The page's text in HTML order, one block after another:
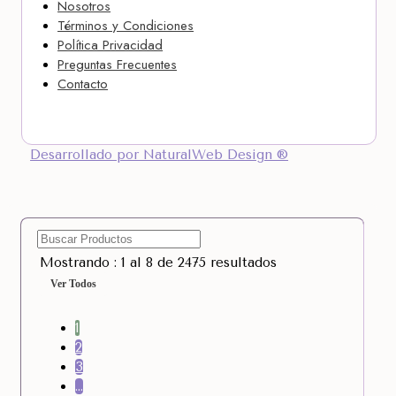
Nosotros
Términos y Condiciones
Política Privacidad
Preguntas Frecuentes
Contacto
Desarrollado por NaturalWeb Design ®
Mostrando : 1 al 8 de 2475 resultados
Ver Todos
1
2
3
…